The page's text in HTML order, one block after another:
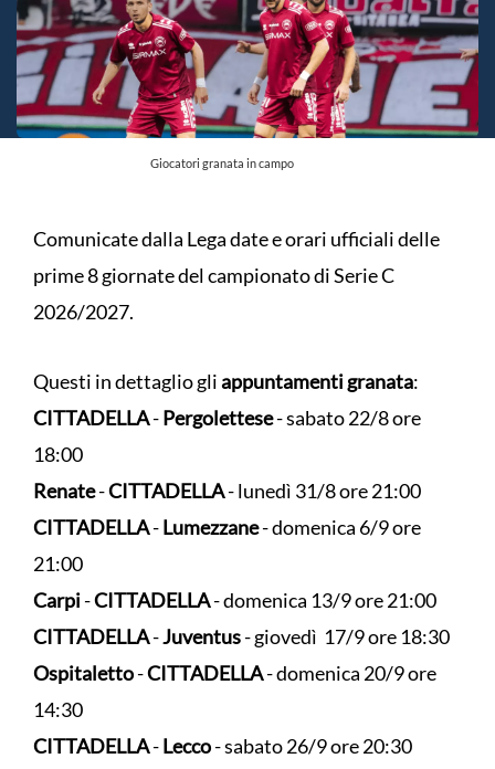
Giocatori granata in campo
Comunicate dalla Lega date e orari ufficiali delle
prime 8 giornate del campionato di Serie C
2026/2027.
Questi in dettaglio gliappuntamenti granata:
CITTADELLA-Pergolettese- sabato 22/8 ore
18:00
Renate-CITTADELLA- lunedì 31/8 ore 21:00
CITTADELLA-Lumezzane- domenica 6/9 ore
21:00
Carpi-CITTADELLA- domenica 13/9 ore 21:00
CITTADELLA-Juventus- giovedì 17/9 ore 18:30
Ospitaletto-CITTADELLA- domenica 20/9 ore
14:30
CITTADELLA-Lecco- sabato 26/9 ore 20:30